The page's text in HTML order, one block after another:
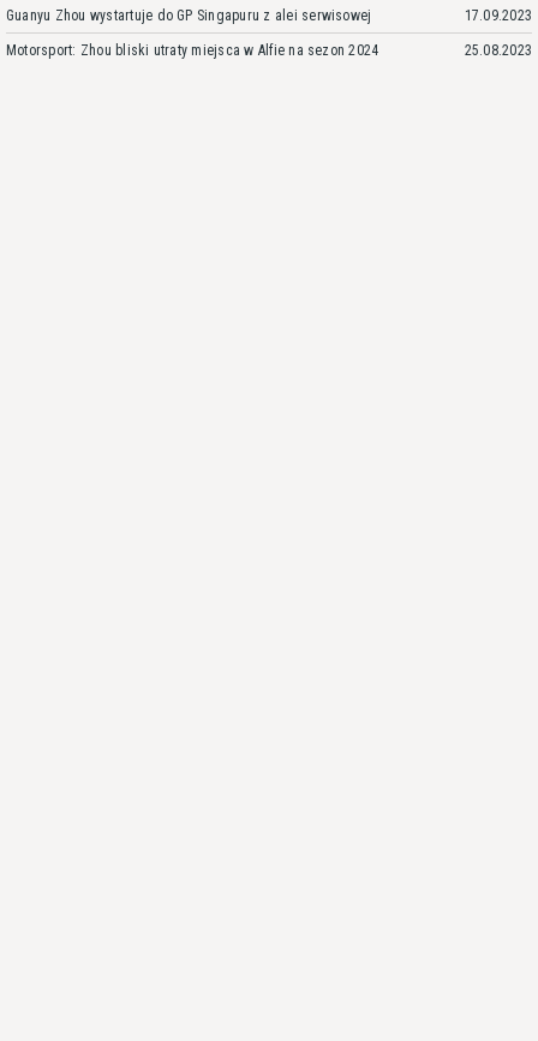
Guanyu Zhou wystartuje do GP Singapuru z alei serwisowej 17.09.2023
Motorsport: Zhou bliski utraty miejsca w Alfie na sezon 2024 25.08.2023